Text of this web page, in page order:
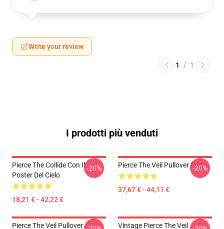
Write your review
1 / 1
I prodotti più venduti
Pierce The Collide Con Il
Poster Del Cielo
18,21 € - 42,22 €
-20% Pierce The Veil Pullover Felpa
37,67 € - 44,11 €
-20%
Pierce The Veil Pullover
Vintage Pierce The Veil